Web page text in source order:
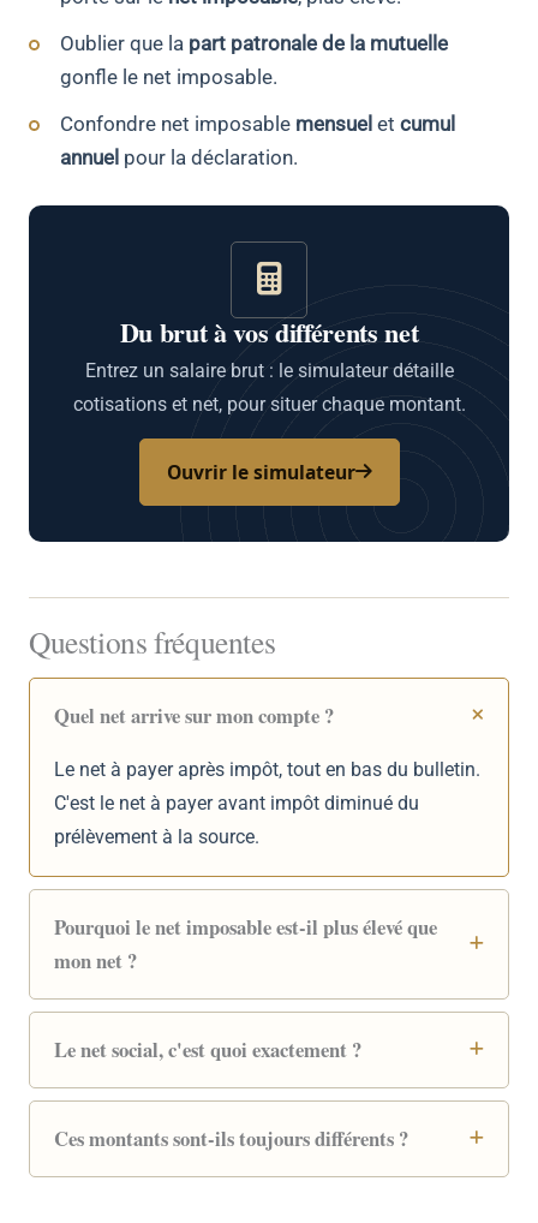
Oublier que la part patronale de la mutuelle
gonfle le net imposable.
Confondre net imposable mensuel et cumul
annuel pour la déclaration.
Du brut à vos différents net
Entrez un salaire brut : le simulateur détaille
cotisations et net, pour situer chaque montant.
Ouvrir le simulateur
Questions fréquentes
Quel net arrive sur mon compte ?
Le net à payer après impôt, tout en bas du bulletin.
C'est le net à payer avant impôt diminué du
prélèvement à la source.
Pourquoi le net imposable est-il plus élevé que
mon net ?
Le net social, c'est quoi exactement ?
Ces montants sont-ils toujours différents ?